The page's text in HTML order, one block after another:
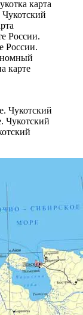
России.
России.
карте
Чукотский
Чукотский